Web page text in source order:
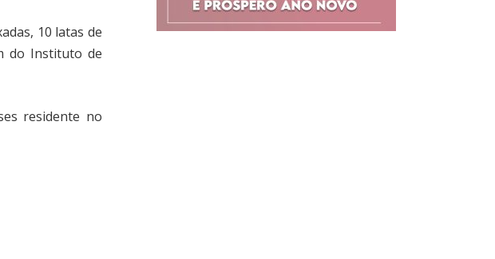
10 latas de
do Instituto de
residente no